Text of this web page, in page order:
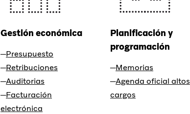
Gestión económica
Presupuesto
Retribuciones
Auditorias
Facturación
electrónica
Planificación y
programación
Memorias
Agenda oficial altos
cargos